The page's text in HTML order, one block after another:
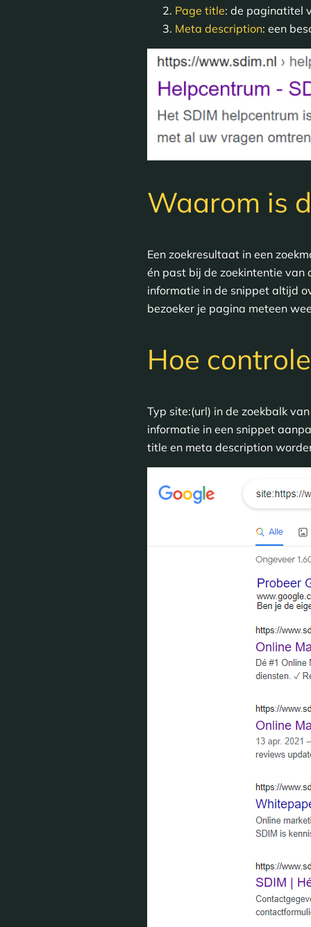
Page title: de paginatitel
Meta description: een
Waarom is
Een zoekresultaat in een
én past bij de zoekintentie van
informatie in de snippet altijd
bezoeker je pagina meteen
Hoe
Typ site:(url) in de zoekbalk
informatie in een snippet
title en meta description